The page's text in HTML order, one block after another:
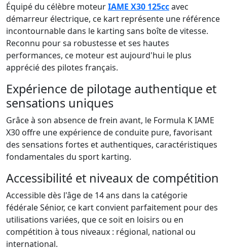
Équipé du célèbre moteurIAME X30 125ccavec
démarreur électrique, ce kart représente une référence
incontournable dans le karting sans boîte de vitesse.
Reconnu pour sa robustesse et ses hautes
performances, ce moteur est aujourd'hui le plus
apprécié des pilotes français.
Expérience de pilotage authentique et
sensations uniques
Grâce à son absence de frein avant, le Formula K IAME
X30 offre une expérience de conduite pure, favorisant
des sensations fortes et authentiques, caractéristiques
fondamentales du sport karting.
Accessibilité et niveaux de compétition
Accessible dès l'âge de 14 ans dans la catégorie
fédérale Sénior, ce kart convient parfaitement pour des
utilisations variées, que ce soit en loisirs ou en
compétition à tous niveaux : régional, national ou
international.